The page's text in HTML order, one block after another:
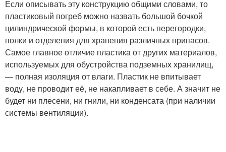
Погреб в частном доме
Продукты в
пластиковом погребе
Пластиковые погреба
Гниения в пластиковом
погребе
Если описывать эту конструкцию общими словами, то
пластиковый погреб можно назвать большой бочкой
цилиндрической формы, в которой есть перегородки,
полки и отделения для хранения различных припасов.
Самое главное отличие пластика от других материалов,
используемых для обустройства подземных хранилищ,
— полная изоляция от влаги. Пластик не впитывает
воду, не проводит её, не накапливает в себе. А значит не
будет ни плесени, ни гнили, ни конденсата (при наличии
системы вентиляции).